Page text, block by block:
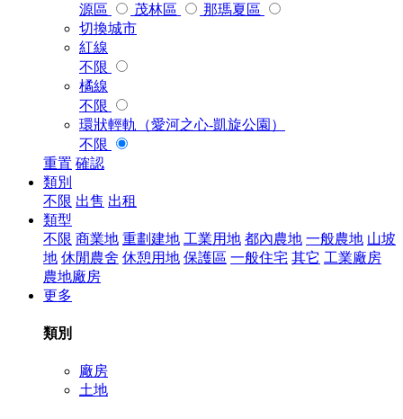
源區
茂林區
那瑪夏區
切換城市
紅線
不限
橘線
不限
環狀輕軌（愛河之心-凱旋公園）
不限
重置 確認
類別
不限 出售 出租
類型
不限 商業地 重劃建地 工業用地 都內農地 一般農地 山坡
地 休閒農舍 休憩用地 保護區 一般住宅 其它 工業廠房
農地廠房
更多
類別
廠房
土地